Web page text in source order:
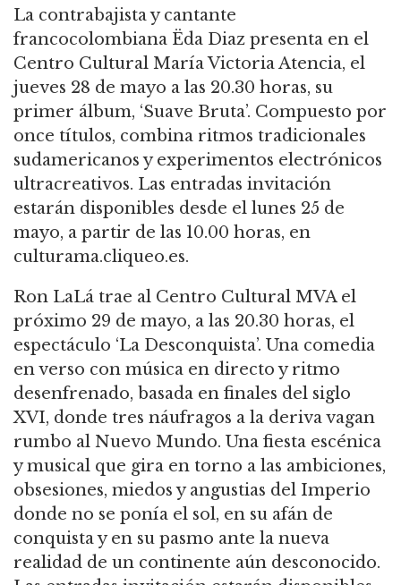
La contrabajista y cantante
francocolombiana Ëda Diaz presenta en el
Centro Cultural María Victoria Atencia, el
jueves 28 de mayo a las 20.30 horas, su
primer álbum, ‘Suave Bruta’. Compuesto por
once títulos, combina ritmos tradicionales
sudamericanos y experimentos electrónicos
ultracreativos. Las entradas invitación
estarán disponibles desde el lunes 25 de
mayo, a partir de las 10.00 horas, en
culturama.cliqueo.es.
Ron LaLá trae al Centro Cultural MVA el
próximo 29 de mayo, a las 20.30 horas, el
espectáculo ‘La Desconquista’. Una comedia
en verso con música en directo y ritmo
desenfrenado, basada en finales del siglo
XVI, donde tres náufragos a la deriva vagan
rumbo al Nuevo Mundo. Una fiesta escénica
y musical que gira en torno a las ambiciones,
obsesiones, miedos y angustias del Imperio
donde no se ponía el sol, en su afán de
conquista y en su pasmo ante la nueva
realidad de un continente aún desconocido.